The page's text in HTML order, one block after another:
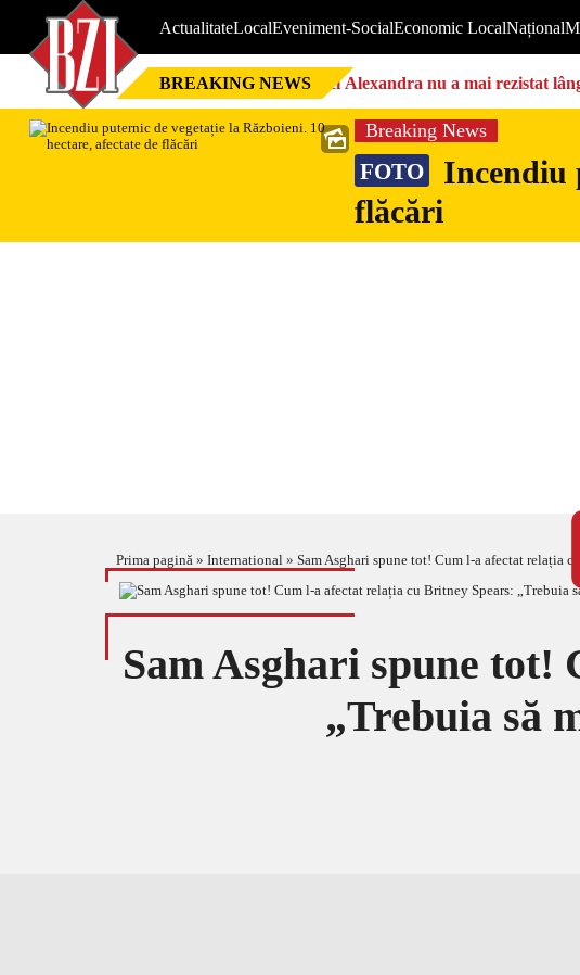
ActualitateLocalEveniment-SocialEconomic LocalNațional
BREAKING NEWS Nici Alexandra nu a mai rezistat
Breaking News
FOTO
Incendiu
flăcări
Prima pagină » International » Sam Asghari spune tot! Cum l-a afectat relația
Sam Asghari spune tot!
„Trebuia să